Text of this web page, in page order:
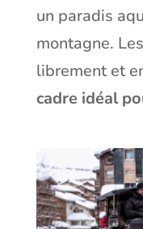
un paradis
montagne.
librement et
cadre idéal